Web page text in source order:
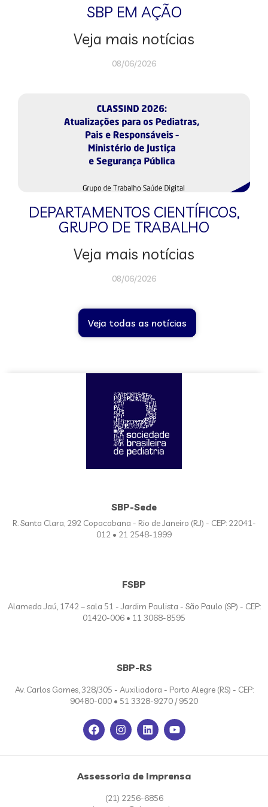
SBP EM AÇÃO
Veja mais notícias
08/06/2026
DEPARTAMENTOS CIENTÍFICOS,
GRUPO DE TRABALHO
Veja mais notícias
08/06/2026
Veja todas as notícias
SBP-Sede
R. Santa Clara, 292 Copacabana - Rio de Janeiro (RJ) - CEP: 22041-
012 • 21 2548-1999
FSBP
Alameda Jaú, 1742 – sala 51 - Jardim Paulista - São Paulo (SP) - CEP:
01420-006 • 11 3068-8595
SBP-RS
Av. Carlos Gomes, 328/305 - Auxiliadora - Porto Alegre (RS) - CEP:
90480-000 • 51 3328-9270 / 9520
Assessoria de Imprensa
(21) 2256-6856